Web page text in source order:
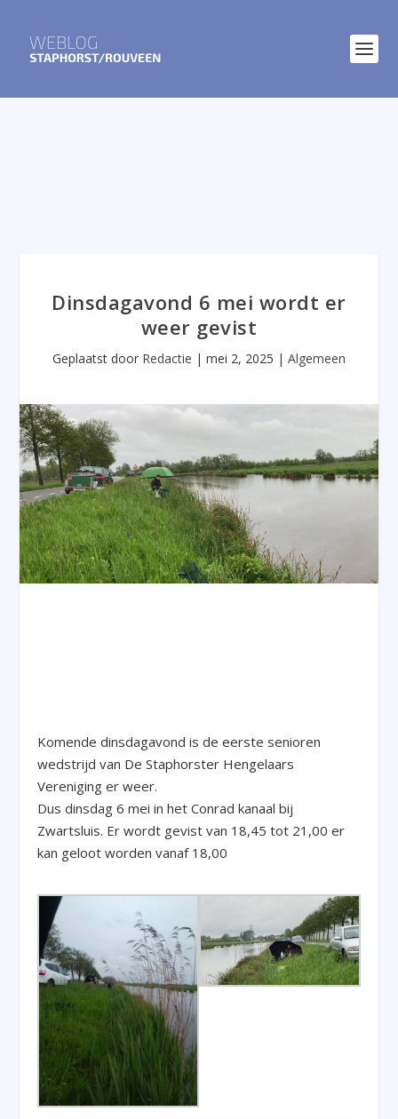
Dinsdagavond 6 mei wordt er
weer gevist
Geplaatst door Redactie | mei 2, 2025 | Algemeen
Komende dinsdagavond is de eerste senioren
wedstrijd van De Staphorster Hengelaars
Vereniging er weer.
Dus dinsdag 6 mei in het Conrad kanaal bij
Zwartsluis. Er wordt gevist van 18,45 tot 21,00 er
kan geloot worden vanaf 18,00